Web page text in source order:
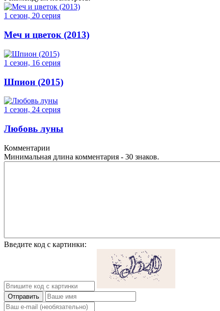
1 сезон, 20 серия
Меч и цветок (2013)
1 сезон, 16 серия
Шпион (2015)
1 сезон, 24 серия
Любовь луны
Комментарии
Минимальная длина комментария - 30 знаков.
Введите код с картинки:
Отправить